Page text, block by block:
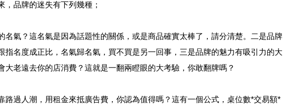
，品牌的迷失有下列幾種；
名氣？這名氣是因為話題性的關係，或是商品確實太棒了，請分清楚。二是品牌
指名度成正比，名氣歸名氣，買不買是另一回事，三是品牌的魅力有吸引力的大
大老遠去你的店消費？這就是一翻兩瞪眼的大考驗，你敢翻牌嗎？
路過人潮，用租金來抵廣告費，你認為值得嗎？這有一個公式，桌位數*交易額*